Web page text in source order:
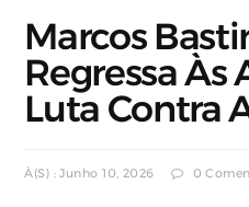
Marcos
Regressa Às
Luta Contra
À(s) : Junho 10, 2026 0